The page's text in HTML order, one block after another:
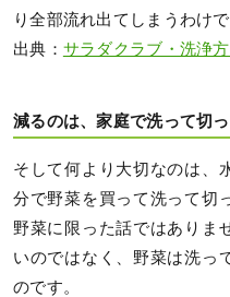
り全部流れ出てしまうわけ
出典： サラダクラブ・洗浄
減るのは、家庭で洗って切
そして何より大切なのは、
分で野菜を買って洗って切
野菜に限った話ではありま
いのではなく、野菜は洗っ
のです。